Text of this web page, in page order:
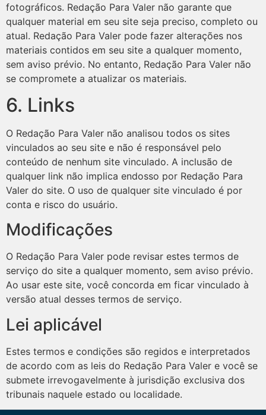
fotográficos. Redação Para Valer não garante que
qualquer material em seu site seja preciso, completo ou
atual. Redação Para Valer pode fazer alterações nos
materiais contidos em seu site a qualquer momento,
sem aviso prévio. No entanto, Redação Para Valer não
se compromete a atualizar os materiais.
6. Links
O Redação Para Valer não analisou todos os sites
vinculados ao seu site e não é responsável pelo
conteúdo de nenhum site vinculado. A inclusão de
qualquer link não implica endosso por Redação Para
Valer do site. O uso de qualquer site vinculado é por
conta e risco do usuário.
Modificações
O Redação Para Valer pode revisar estes termos de
serviço do site a qualquer momento, sem aviso prévio.
Ao usar este site, você concorda em ficar vinculado à
versão atual desses termos de serviço.
Lei aplicável
Estes termos e condições são regidos e interpretados
de acordo com as leis do Redação Para Valer e você se
submete irrevogavelmente à jurisdição exclusiva dos
tribunais naquele estado ou localidade.